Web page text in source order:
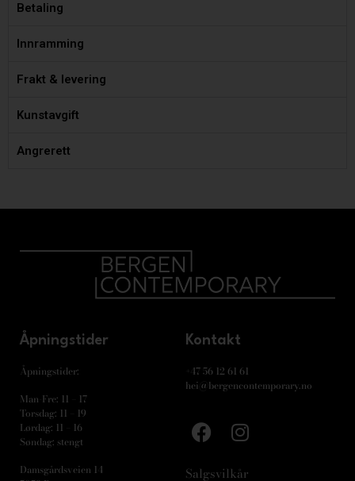
Betaling
Innramming
Frakt & levering
Kunstavgift
Angrerett
Åpningstider
Åpningstider:
Man-Fre: 11 – 17
Torsdag: 11 – 19
Lørdag: 11 – 16
Søndag: stengt
Damsgårdsveien 14
Kontakt
+47 56 12 61 61
hei@bergencontemporary.no
Salgsvilkår